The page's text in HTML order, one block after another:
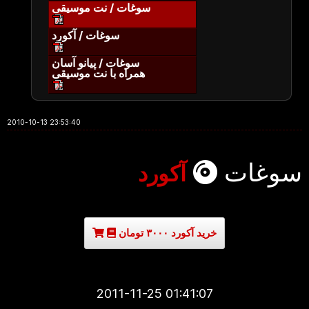
سوغات / نت موسیقی
سوغات / آکورد
سوغات / پیانو آسان
همراه با نت موسیقی
2010-10-13 23:53:40
سوغات آکورد
خرید آکورد ۳۰۰۰ تومان
2011-11-25 01:41:07